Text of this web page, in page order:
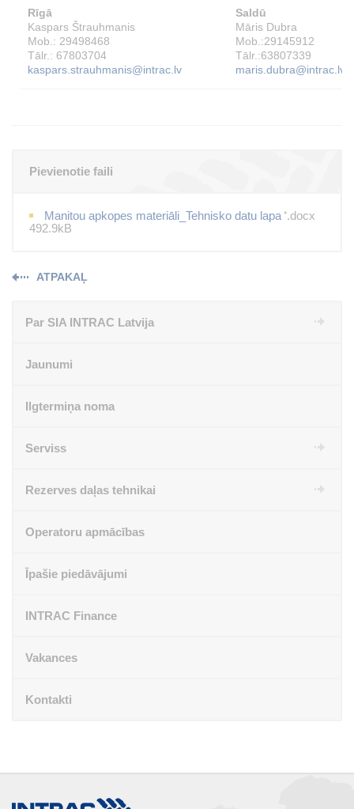
Rīgā
Kaspars Štrauhmanis
Mob.: 29498468
Tālr.: 67803704
kaspars.strauhmanis@intrac.lv
Saldū
Māris Dubra
Mob.:29145912
Tālr.:63807339
maris.dubra@intrac.lv
Pievienotie faili
Manitou apkopes materiāli_Tehnisko datu lapa *.docx
492.9kB
ATPAKAĻ
Par SIA INTRAC Latvija
Jaunumi
Ilgtermiņa noma
Serviss
Rezerves daļas tehnikai
Operatoru apmācības
Īpašie piedāvājumi
INTRAC Finance
Vakances
Kontakti